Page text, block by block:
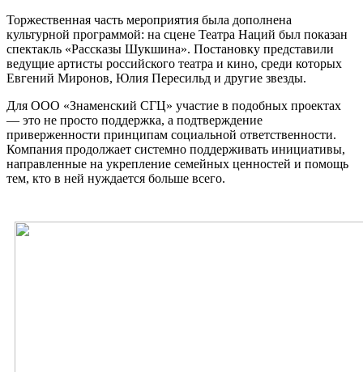
Торжественная часть мероприятия была дополнена
культурной программой: на сцене Театра Наций был показан
спектакль «Рассказы Шукшина». Постановку представили
ведущие артисты российского театра и кино, среди которых
Евгений Миронов, Юлия Пересильд и другие звезды.
Для ООО «Знаменский СГЦ» участие в подобных проектах
— это не просто поддержка, а подтверждение
приверженности принципам социальной ответственности.
Компания продолжает системно поддерживать инициативы,
направленные на укрепление семейных ценностей и помощь
тем, кто в ней нуждается больше всего.